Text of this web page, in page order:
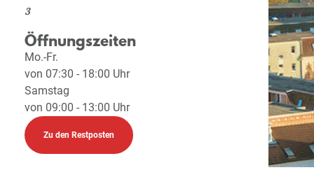
3
Öffnungszeiten
Mo.-Fr.
von 07:30 - 18:00 Uhr
Samstag
von 09:00 - 13:00 Uhr
Zu den Restposten